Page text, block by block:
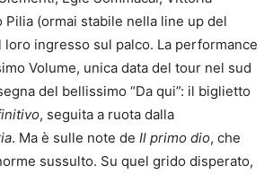
Pilia (ormai stabile nella line up del
ingresso sul palco. La performance
Volume, unica data del tour nel sud
del bellissimo “Da qui”: il biglietto
, seguita a ruota dalla
. Ma è sulle note de Il primo dio, che
sussulto. Su quel grido disperato,